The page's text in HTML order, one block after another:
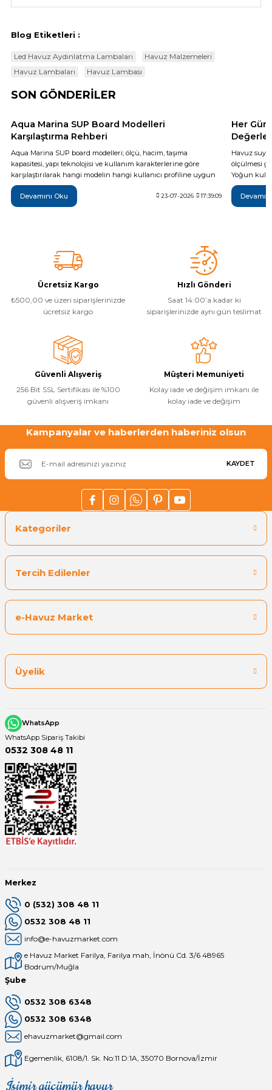
Blog Etiketleri :
Led Havuz Aydınlatma Lambaları
Havuz Malzemeleri
Havuz Lambaları
Havuz Lambası
SON GÖNDERİLER
Aqua Marina SUP Board Modelleri
Karşılaştırma Rehberi
Aqua Marina SUP board modelleri; ölçü, hacim, taşıma
kapasitesi, yapı teknolojisi ve kullanım karakterlerine göre
karşılaştırılarak hangi modelin hangi kullanıcı profiline uygun
olduğu teknik verilerle açıklanıyor. Breeze, Vapor, Fusion,
Monster, Hyper, Coral, Nexus ve Flare modelleri arasındaki temel
farkları inceleyerek ihtiyaçlarınıza en uygun şişme SUP board'u
Devamını Oku 23-07-2026 17:39:09
Her
Havuz
ölçülmesi
Yoğun
da günlük
yöntemi,
sonrası
Ücretsiz Kargo
₺500,00 ve üzeri siparişlerinizde
ücretsiz kargo
Hızlı Gönderi
Saat 14:00’a kadar ki
siparişlerinizde aynı gün teslimat
Güvenli Alışveriş
256 Bit SSL Sertifikası ile %100
güvenli alışveriş imkanı
Müşteri Memuniyeti
Kolay iade ve değişim imkanı ile
kolay iade ve değişim
Kampanyalar ve haberlerden haberiniz olsun
KAYDET
Kategoriler
Tercih Edilenler
e-Havuz Market
Üyelik
WhatsApp
WhatsApp Sipariş Takibi
0532 308 48 11
Merkez
0 (532) 308 48 11
0532 308 48 11
info@e-havuzmarket.com
e Havuz Market Farilya, Farilya mah, İnönü Cd. 3/6 48965
Bodrum/Muğla
Şube
0532 308 6348
0532 308 6348
ehavuzmarket@gmail.com
Egemenlik, 6108/1. Sk. No:11 D:1A, 35070 Bornova/İzmir
İşimiz gücümüz havuz
Mağaza